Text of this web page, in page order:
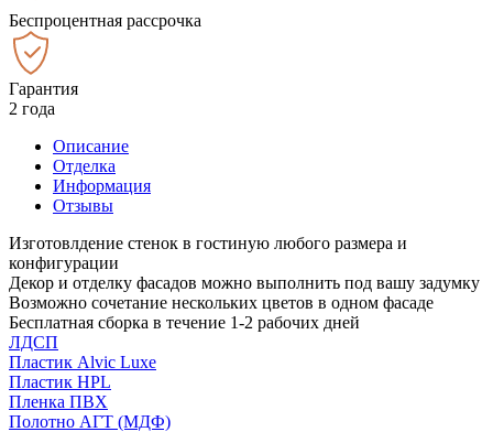
Беспроцентная рассрочка
Гарантия
2 года
Описание
Отделка
Информация
Отзывы
Изготовлдение стенок в гостиную любого размера и
конфигурации
Декор и отделку фасадов можно выполнить под вашу задумку
Возможно сочетание нескольких цветов в одном фасаде
Бесплатная сборка в течение 1-2 рабочих дней
ЛДСП
Пластик Alvic Luxe
Пластик HPL
Пленка ПВХ
Полотно АГТ (МДФ)